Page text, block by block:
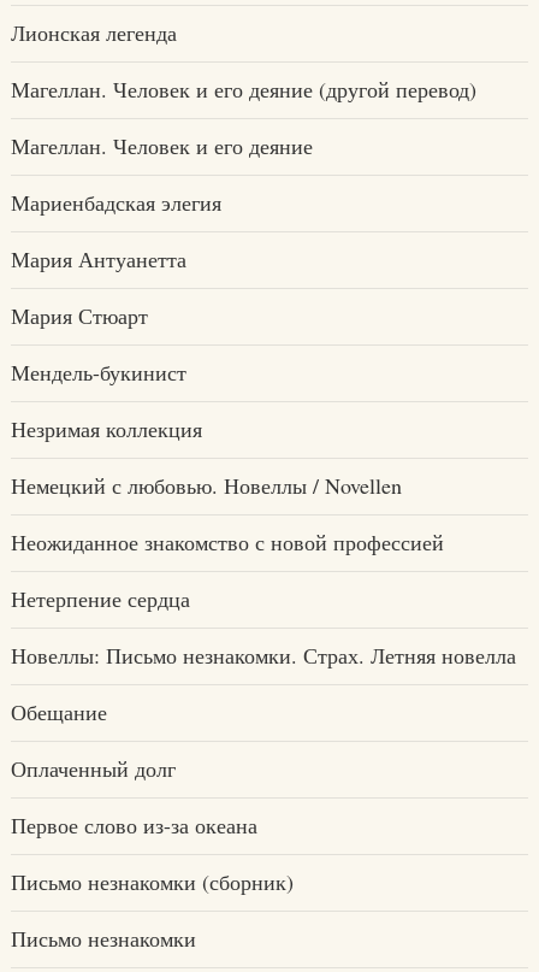
Лионская легенда
Магеллан. Человек и его деяние (другой перевод)
Магеллан. Человек и его деяние
Мариенбадская элегия
Мария Антуанетта
Мария Стюарт
Мендель-букинист
Незримая коллекция
Немецкий с любовью. Новеллы / Novellen
Неожиданное знакомство с новой профессией
Нетерпение сердца
Новеллы: Письмо незнакомки. Страх. Летняя новелла
Обещание
Оплаченный долг
Первое слово из-за океана
Письмо незнакомки (сборник)
Письмо незнакомки